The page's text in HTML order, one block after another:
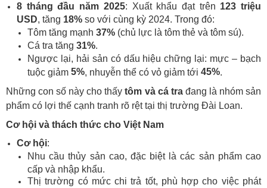
8 tháng đầu năm 2025: Xuất khẩu đạt trên 123 triệu
USD, tăng 18% so với cùng kỳ 2024. Trong đó:
Tôm tăng mạnh 37% (chủ lực là tôm thẻ và tôm sú).
Cá tra tăng 31%.
Ngược lại, hải sản có dấu hiệu chững lại: mực – bạch
tuộc giảm 5% , nhuyễn thể có vỏ giảm tới 45%
Những con số này cho thấytôm và cá trađang là nhóm sản
phẩm có lợi thế cạnh tranh rõ rệt tại thị trường Đài Loan.
Cơ hội và thách thức cho Việt Nam
Cơ hội:
Nhu cầu thủy sản cao, đặc biệt là các sản phẩm cao
cấp và nhập khẩu.
Thị trường có mức chi trả tốt, phù hợp cho việc phát